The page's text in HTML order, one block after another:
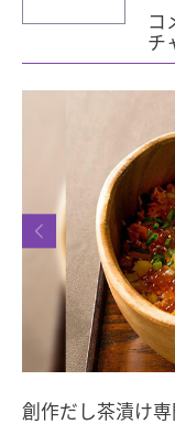
コ
チ
創作だし茶漬け